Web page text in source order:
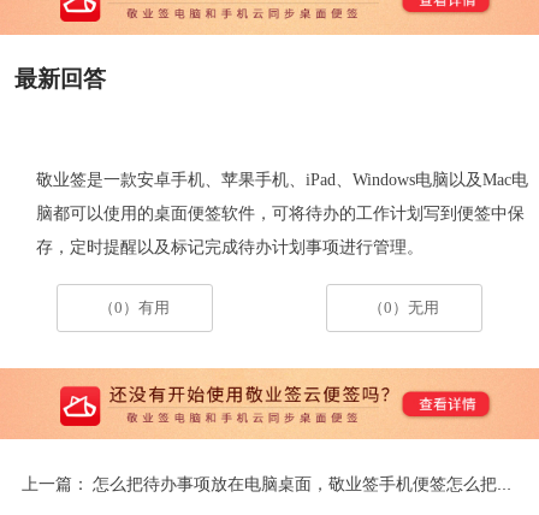
最新回答
敬业签是一款安卓手机、苹果手机、iPad、Windows电脑以及Mac电
脑都可以使用的桌面便签软件，可将待办的工作计划写到便签中保
存，定时提醒以及标记完成待办计划事项进行管理。
（0）有用 （0）无用
上一篇： 怎么把待办事项放在电脑桌面，敬业签手机便签怎么把待办事项放在电脑桌面